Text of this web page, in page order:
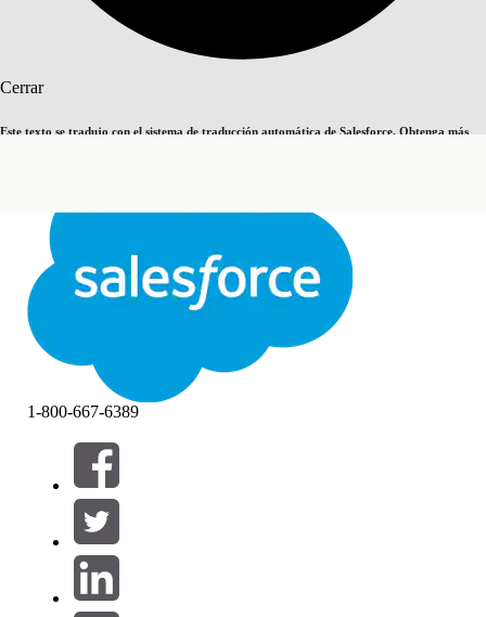
Cerrar
Este texto se tradujo con el sistema de traducción automática de Salesforce. Obtenga más
Cerrar Cerrar
Filtros (0)
SELECCIONAR FILTROS
Área de productos
1-800-667-6389